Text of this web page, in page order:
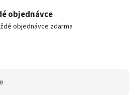
objednávce
objednávce zdarma